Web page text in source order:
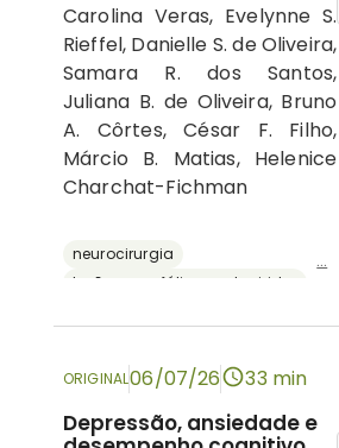
Carolina Veras, Evelynne S.
Rieffel, Danielle S. de Oliveira,
Samara R. dos Santos,
Juliana B. de Oliveira, Bruno
A. Côrtes, César F. Filho,
Márcio B. Matias, Helenice
Charchat-Fichman
neurocirurgia
bateria breve de rastreio cognitivo
...
ORIGINAL06/07/26 33 min
Depressão, ansiedade e